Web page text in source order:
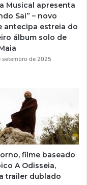
Musical apresenta
Sai” – novo
antecipa estreia do
álbum solo de
setembro de 2025
filme baseado
A Odisseia,
trailer dublado